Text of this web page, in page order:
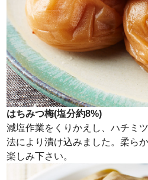
はちみつ梅(塩分約8%)
減塩作業をくりかえし、ハチミ
法により漬け込みました。柔ら
楽しみ下さい。